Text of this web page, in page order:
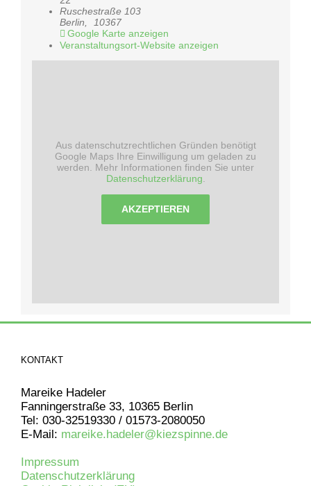
Ruschestraße 103
Berlin
10367
Google Karte anzeigen
Veranstaltungsort-Website anzeigen
Aus datenschutzrechtlichen Gründen benötigt
Google Maps Ihre Einwilligung um geladen zu
werden. Mehr Informationen finden Sie unter
Datenschutzerklärung
AKZEPTIEREN
KONTAKT
Mareike Hadeler
Fanningerstraße 33, 10365 Berlin
Tel: 030-32519330 / 01573-2080050
E-Mail: mareike.hadeler@kiezspinne.de
Impressum
Datenschutzerklärung